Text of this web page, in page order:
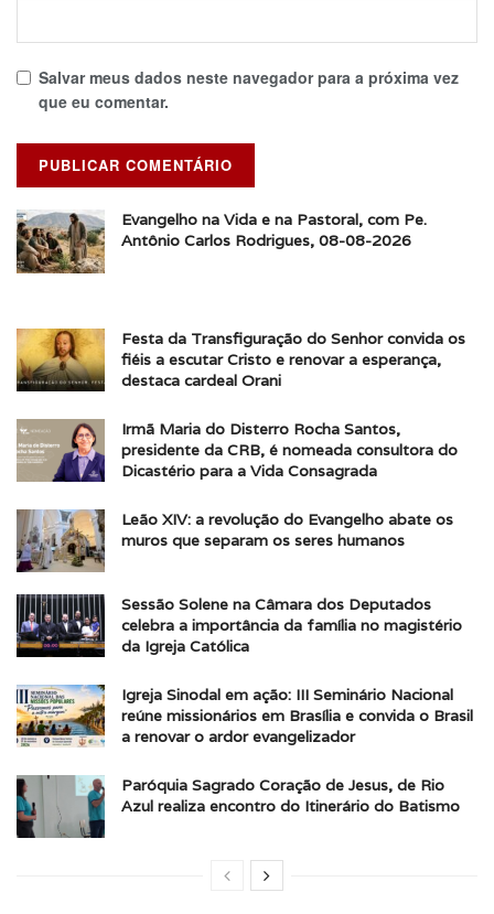
Salvar meus dados neste navegador para a próxima vez
que eu comentar.
Evangelho na Vida e na Pastoral, com Pe.
Antônio Carlos Rodrigues, 08-08-2026
Festa da Transfiguração do Senhor convida os
fiéis a escutar Cristo e renovar a esperança,
destaca cardeal Orani
Irmã Maria do Disterro Rocha Santos,
presidente da CRB, é nomeada consultora do
Dicastério para a Vida Consagrada
Leão XIV: a revolução do Evangelho abate os
muros que separam os seres humanos
Sessão Solene na Câmara dos Deputados
celebra a importância da família no magistério
da Igreja Católica
Igreja Sinodal em ação: III Seminário Nacional
reúne missionários em Brasília e convida o Brasil
a renovar o ardor evangelizador
Paróquia Sagrado Coração de Jesus, de Rio
Azul realiza encontro do Itinerário do Batismo